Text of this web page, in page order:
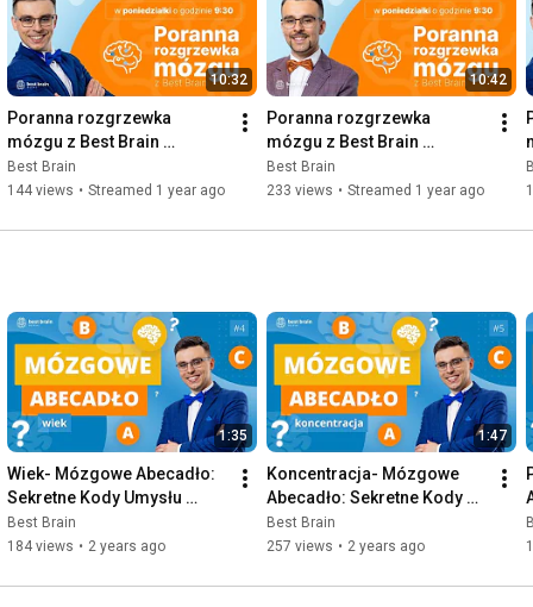
na naszych mediach społecznościowych (instagram, facebook, youtube)! 😎 Będziecie z nami? 😊
10:32
Poranna rozgrzewka
mózgu z Best Brain
09.06.2025
Best Brain
144 views • Streamed 1 year ago
10:42
Poranna rozgrzewka
mózgu z Best Brain
02.06.2025
Best Brain
233 views • Streamed 1 year ago
1:35
Wiek- Mózgowe Abecadło:
Sekretne Kody Umysłu
[S1O4]
Best Brain
184 views • 2 years ago
1:47
Koncentracja- Mózgowe
Abecadło: Sekretne Kody
Umysłu [S1O5]
Best Brain
257 views • 2 years ago